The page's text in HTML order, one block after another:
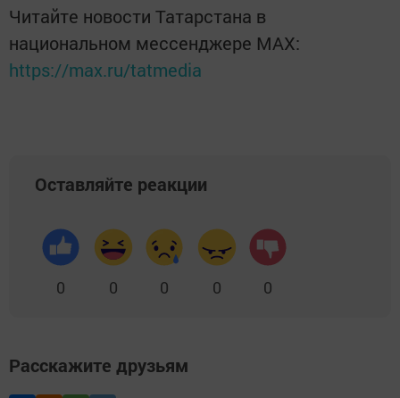
Читайте новости Татарстана в
национальном мессенджере MАХ:
https://max.ru/tatmedia
Оставляйте реакции
0 0 0 0 0
Расскажите друзьям